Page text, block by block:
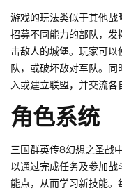
游戏的玩法类似于其他战
招募不同能力的部队，
击敌人的城堡。玩家可
队，或破坏敌对军队。
入或建立联盟，并交流各
角色系统
三国群英传8幻想之圣战
以通过完成任务及参加
能点，从而学习新技能